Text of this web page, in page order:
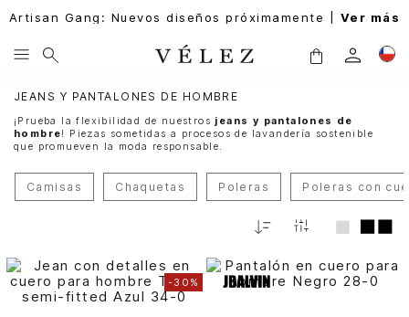
Artisan Gang: Nuevos diseños próximamente | Ver más
JEANS Y PANTALONES DE HOMBRE
¡Prueba la flexibilidad de nuestros jeans y pantalones de
hombre! Piezas sometidas a procesos de lavandería sostenible
que promueven la moda responsable.
Camisas Chaquetas Poleras Poleras con
Fecha
-30%